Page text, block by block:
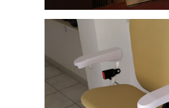
Élévateur pour
réduite (EPMR) sur
centre médical de
département 81).